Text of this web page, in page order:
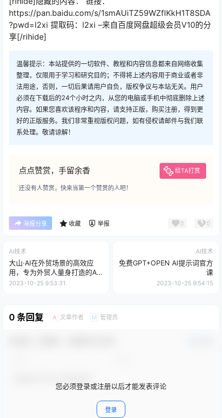
https://pan.baidu.com/s/1smAUiTZ59WZflKkH1T8SDA
?pwd=l2xi 提取码：l2xi –来自百度网盘超级会员V10的分
享[/rihide]
温馨提示：本站提供的一切软件、教程和内容信息都来自网络收集
整理，仅限用于学习和研究目的；不得将上述内容用于商业或者非
法用途，否则，一切后果请用户自负，版权争议与本站无关。用户
必须在下载后的24个小时之内，从您的电脑或手机中彻底删除上述
内容。如果您喜欢该程序和内容，请支持正版，购买注册，得到更
好的正版服务。我们非常重视版权问题，如有侵权请邮件与我们联
系处理。敬请谅解！
点点赞赏，手留余香 给TA打赏
还没有人赞赏，快来当第一个赞赏的人吧！
海报分享 收藏 举报 0 0
AI技术
大山·AI在外贸场景的高效应
用，专为外贸人量身打造的AI
课程，从入门到进阶
2023-10-25 9:53:31
AI技术
免费GPT+OPEN AI提示词官方
课
2023-10-25 9:54:15
0 条回复 A 文章作者 M 管理员
您必须登录或注册以后才能发表评论
登录